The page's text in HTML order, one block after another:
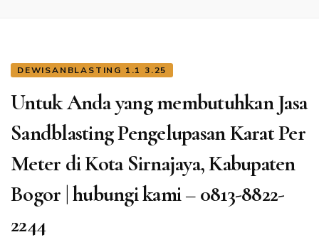
DEWISANBLASTING 1.1 3.25
Untuk Anda yang membutuhkan Jasa
Sandblasting Pengelupasan Karat Per
Meter di Kota Sirnajaya, Kabupaten
Bogor | hubungi kami – 0813-8822-
2244